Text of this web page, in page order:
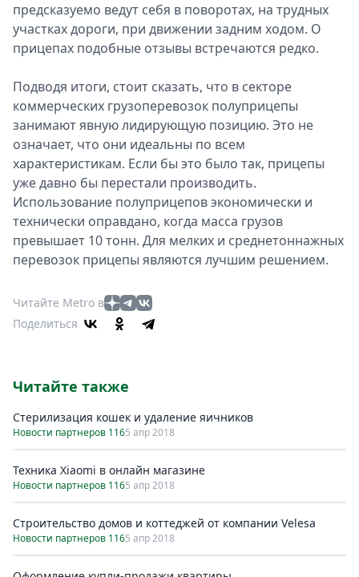
предсказуемо ведут себя в поворотах, на трудных
участках дороги, при движении задним ходом. О
прицепах подобные отзывы встречаются редко.
Подводя итоги, стоит сказать, что в секторе
коммерческих грузоперевозок полуприцепы
занимают явную лидирующую позицию. Это не
означает, что они идеальны по всем
характеристикам. Если бы это было так, прицепы
уже давно бы перестали производить.
Использование полуприцепов экономически и
технически оправдано, когда масса грузов
превышает 10 тонн. Для мелких и среднетоннажных
перевозок прицепы являются лучшим решением.
Читайте Metro в
Поделиться
Читайте также
Стерилизация кошек и удаление яичников
Новости партнеров 1165 апр 2018
Техника Xiaomi в онлайн магазине
Новости партнеров 1165 апр 2018
Строительство домов и коттеджей от компании Velesa
Новости партнеров 1165 апр 2018